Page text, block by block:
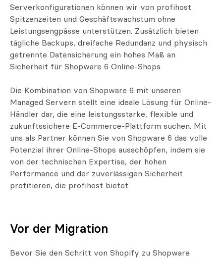
Serverkonfigurationen können wir von profihost
Spitzenzeiten und Geschäftswachstum ohne
Leistungsengpässe unterstützen. Zusätzlich bieten
tägliche Backups, dreifache Redundanz und physisch
getrennte Datensicherung ein hohes Maß an
Sicherheit für Shopware 6 Online-Shops.
Die Kombination von Shopware 6 mit unseren
Managed Servern stellt eine ideale Lösung für Online-
Händler dar, die eine leistungsstarke, flexible und
zukunftssichere E-Commerce-Plattform suchen. Mit
uns als Partner können Sie von Shopware 6 das volle
Potenzial ihrer Online-Shops ausschöpfen, indem sie
von der technischen Expertise, der hohen
Performance und der zuverlässigen Sicherheit
profitieren, die profihost bietet.
Vor der Migration
Bevor Sie den Schritt von Shopify zu Shopware